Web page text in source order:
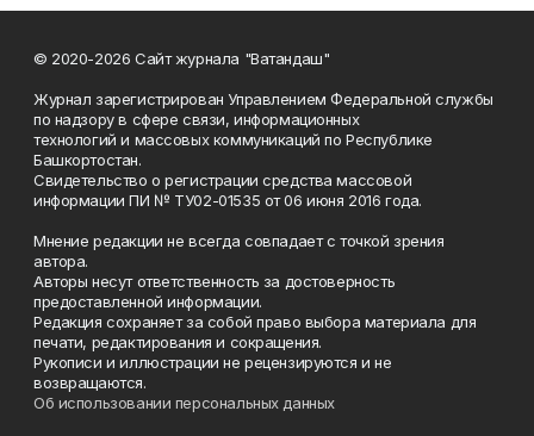
© 2020-2026 Сайт журнала "Ватандаш"
Журнал зарегистрирован Управлением Федеральной службы
по надзору в сфере связи, информационных
технологий и массовых коммуникаций по Республике
Башкортостан.
Свидетельство о регистрации средства массовой
информации ПИ № ТУ02-01535 от 06 июня 2016 года.
Мнение редакции не всегда совпадает с точкой зрения
автора.
Авторы несут ответственность за достоверность
предоставленной информации.
Редакция сохраняет за собой право выбора материала для
печати, редактирования и сокращения.
Рукописи и иллюстрации не рецензируются и не
возвращаются.
Об использовании персональных данных